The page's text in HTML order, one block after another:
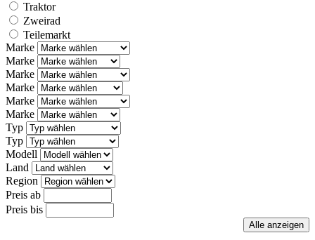
Traktor
Zweirad
Teilemarkt
Marke
Marke
Marke
Marke
Marke
Marke
Typ
Typ
Modell
Land
Region
Preis ab
Preis bis